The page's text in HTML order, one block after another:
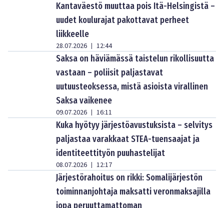
Kantaväestö muuttaa pois Itä-Helsingistä –
uudet koulurajat pakottavat perheet
liikkeelle
28.07.2026 | 12:44
Saksa on häviämässä taistelun rikollisuutta
vastaan – poliisit paljastavat
uutuusteoksessa, mistä asioista virallinen
Saksa vaikenee
09.07.2026 | 16:11
Kuka hyötyy järjestöavustuksista – selvitys
paljastaa varakkaat STEA-tuensaajat ja
identiteettityön puuhastelijat
08.07.2026 | 12:17
Järjestörahoitus on rikki: Somalijärjestön
toiminnanjohtaja maksatti veronmaksajilla
jopa peruuttamattoman